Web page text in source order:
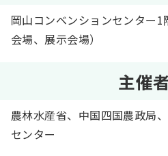
岡山コンベンションセンター
会場、展示会場）
主催
農林水産省、中国四国農政局
センター